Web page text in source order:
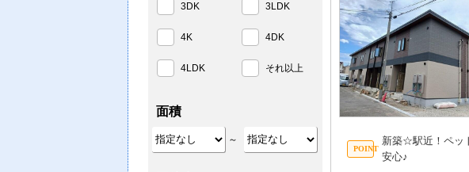
新築☆駅近！ペッ
安心♪
3DK 3LDK
4K 4DK
4LDK それ以上
面積
～